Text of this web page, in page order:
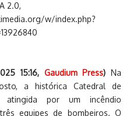
2.0,
w/index.php?
15:16, Gaudium Press) Na
a histórica Catedral de
atingida por um incêndio
equipes de bombeiros. O